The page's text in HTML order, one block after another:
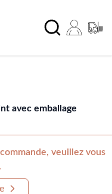
Chercher
avec emballage
veuillez vous